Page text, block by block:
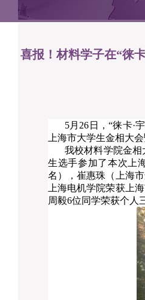
喜报！材料学子在“徕
5月26日，“徕卡·
上海市大学生金相大
我校材料学院金
生选手参加了本次上
名），崔惠珠（上海
上海电机学院荣获上
周毅6位同学荣获个人